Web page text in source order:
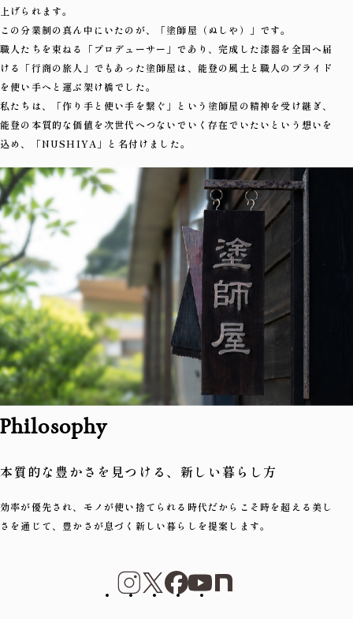
上げられます。
この分業制の真ん中にいたのが、「塗師屋（ぬしや）」です。
職人たちを束ねる「プロデューサー」であり、完成した漆器を全国へ届
ける「行商の旅人」でもあった塗師屋は、 能登の風土と職人のプライド
を使い手へと運ぶ架け橋でした。
私たちは、「作り手と使い手を繋ぐ」という塗師屋の精神を受け継ぎ、
能登の本質的な価値を次世代へつないでいく存在でいたいという想いを
込め、
「NUSHIYA」と名付けました。
Philosophy
本質的な豊かさを見つける、新しい暮らし方
効率が優先され、モノが使い捨てられる時代だからこそ 時を超える美し
さを通じて、豊かさが息づく新しい暮らしを提案します。